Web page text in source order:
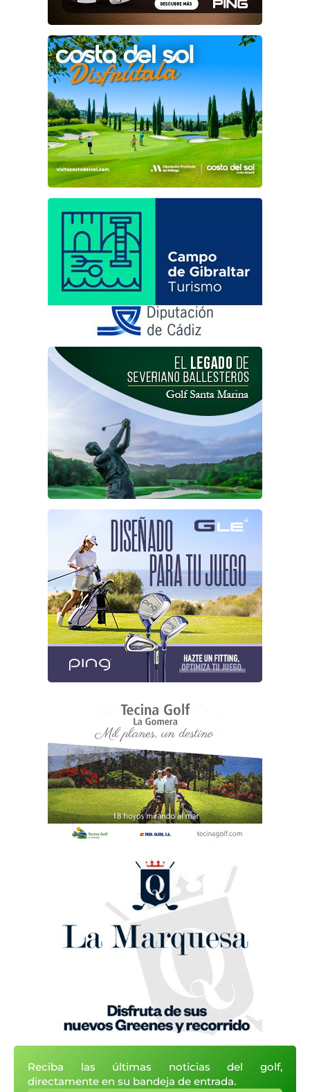
Reciba las últimas noticias del golf,
directamente en su bandeja de entrada.